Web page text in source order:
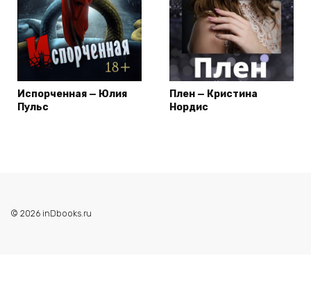
Испорченная — Юлия
Пульс
Плен — Кристина
Нордис
© 2026 inDbooks.ru